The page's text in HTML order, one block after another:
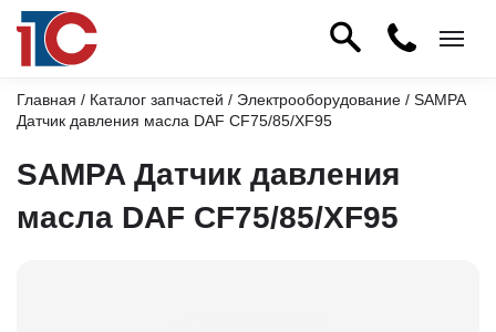
Главная / Каталог запчастей / Электрооборудование / SAMPA
Датчик давления масла DAF CF75/85/XF95
SAMPA Датчик давления
масла DAF CF75/85/XF95